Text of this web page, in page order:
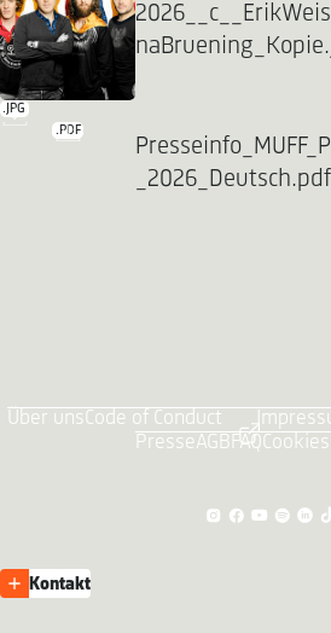
.JPG
.PDF
_2026_Deutsch.pdf
Über unsCode of Conduct
PresseAGBFAQ
Kontakt